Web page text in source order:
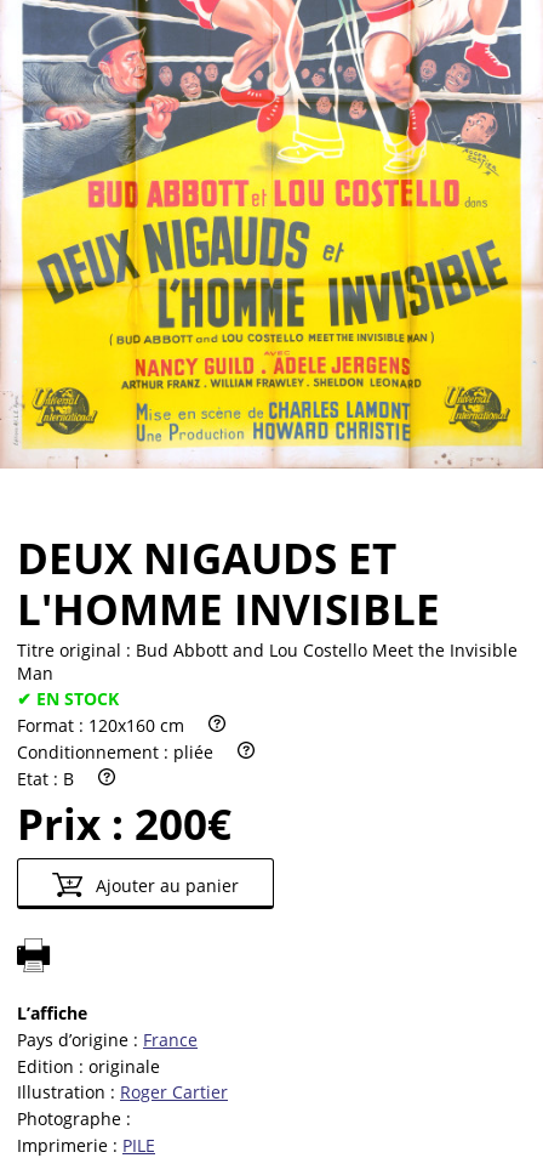
Vendre
DEUX NIGAUDS ET
L'HOMME INVISIBLE
Titre original : Bud Abbott and Lou Costello Meet the Invisible
Man
✔ EN STOCK
Format : 120x160 cm
Conditionnement : pliée
Etat : B
Prix : 200€
Ajouter au panier
L’affiche
Pays d’origine : France
Edition : originale
Illustration : Roger Cartier
Photographe :
Imprimerie : PILE